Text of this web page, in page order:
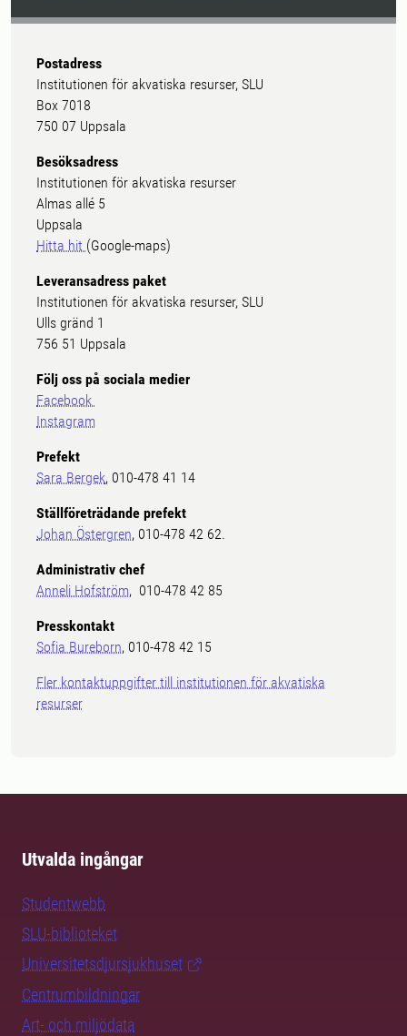
Postadress
Institutionen för akvatiska resurser, SLU
Box 7018
750 07 Uppsala
Besöksadress
Institutionen för akvatiska resurser
Almas allé 5
Uppsala
Hitta hit (Google-maps)
Leveransadress paket
Institutionen för akvatiska resurser, SLU
Ulls gränd 1
756 51 Uppsala
Följ oss på sociala medier
Facebook
Instagram
Prefekt
Sara Bergek, 010-478 41 14
Ställföreträdande prefekt
Johan Östergren, 010-478 42 62.
Administrativ chef
Anneli Hofström, 010-478 42 85
Presskontakt
Sofia Bureborn, 010-478 42 15
Fler kontaktuppgifter till institutionen för akvatiska
resurser
Utvalda ingångar
Studentwebb
SLU-biblioteket
Universitetsdjursjukhuset
Centrumbildningar
Art- och miljödata